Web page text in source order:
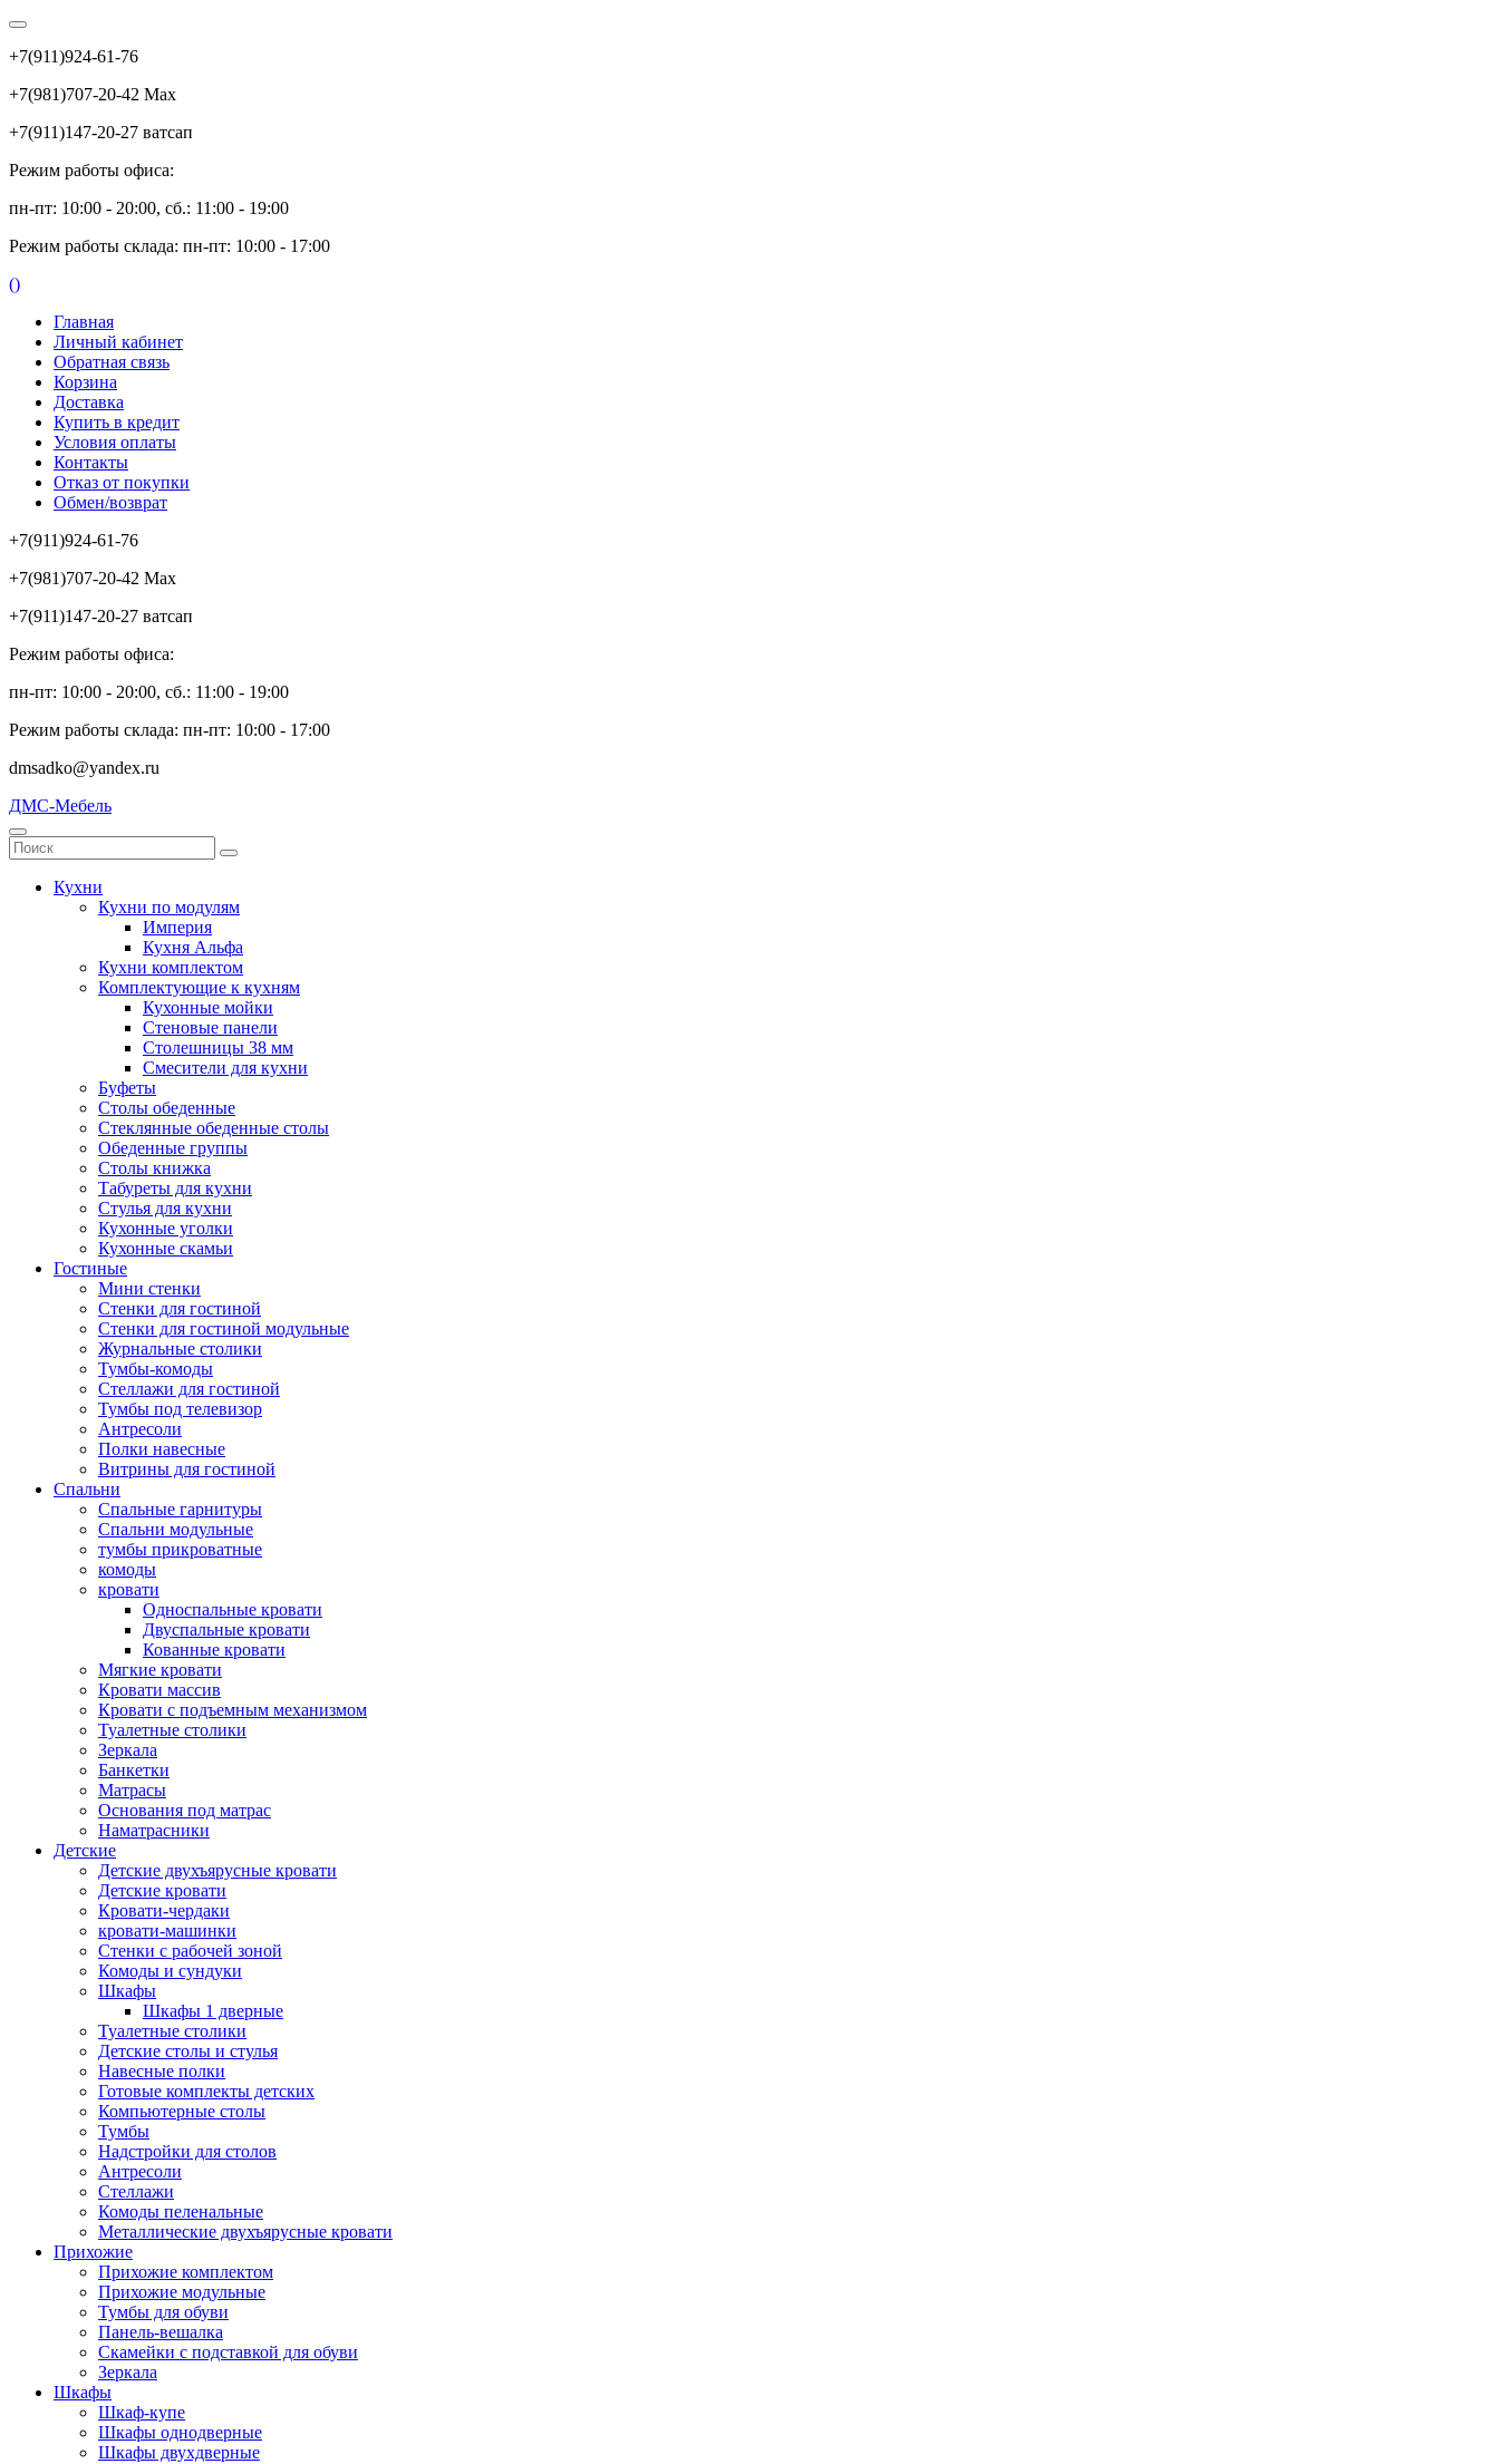
+7(911)924-61-76
+7(981)707-20-42 Max
+7(911)147-20-27 ватсап
Режим работы офиса:
пн-пт: 10:00 - 20:00, сб.: 11:00 - 19:00
Режим работы склада: пн-пт: 10:00 - 17:00
()
Главная
Личный кабинет
Обратная связь
Корзина
Доставка
Купить в кредит
Условия оплаты
Контакты
Отказ от покупки
Обмен/возврат
+7(911)924-61-76
+7(981)707-20-42 Max
+7(911)147-20-27 ватсап
Режим работы офиса:
пн-пт: 10:00 - 20:00, сб.: 11:00 - 19:00
Режим работы склада: пн-пт: 10:00 - 17:00
dmsadko@yandex.ru
ДМС-Мебель
Кухни
Кухни по модулям
Империя
Кухня Альфа
Кухни комплектом
Комплектующие к кухням
Кухонные мойки
Стеновые панели
Столешницы 38 мм
Смесители для кухни
Буфеты
Столы обеденные
Стеклянные обеденные столы
Обеденные группы
Столы книжка
Табуреты для кухни
Стулья для кухни
Кухонные уголки
Кухонные скамьи
Гостиные
Мини стенки
Стенки для гостиной
Стенки для гостиной модульные
Журнальные столики
Тумбы-комоды
Стеллажи для гостиной
Тумбы под телевизор
Антресоли
Полки навесные
Витрины для гостиной
Спальни
Спальные гарнитуры
Спальни модульные
тумбы прикроватные
комоды
кровати
Односпальные кровати
Двуспальные кровати
Кованные кровати
Мягкие кровати
Кровати массив
Кровати с подъемным механизмом
Туалетные столики
Зеркала
Банкетки
Матрасы
Основания под матрас
Наматрасники
Детские
Детские двухъярусные кровати
Детские кровати
Кровати-чердаки
кровати-машинки
Стенки с рабочей зоной
Комоды и сундуки
Шкафы
Шкафы 1 дверные
Туалетные столики
Детские столы и стулья
Навесные полки
Готовые комплекты детских
Компьютерные столы
Тумбы
Надстройки для столов
Антресоли
Стеллажи
Комоды пеленальные
Металлические двухъярусные кровати
Прихожие
Прихожие комплектом
Прихожие модульные
Тумбы для обуви
Панель-вешалка
Скамейки с подставкой для обуви
Зеркала
Шкафы
Шкаф-купе
Шкафы однодверные
Шкафы двухдверные